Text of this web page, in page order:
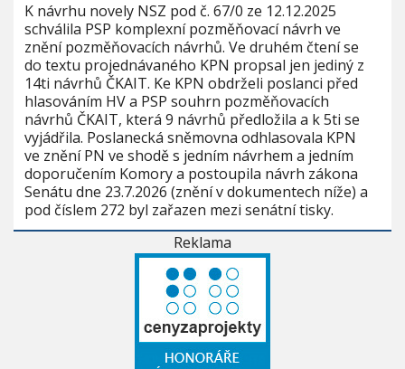
K návrhu novely NSZ pod č. 67/0 ze 12.12.2025
schválila PSP komplexní pozměňovací návrh ve
znění pozměňovacích návrhů. Ve druhém čtení se
do textu projednávaného KPN propsal jen jediný z
14ti návrhů ČKAIT. Ke KPN obdrželi poslanci před
hlasováním HV a PSP souhrn pozměňovacích
návrhů ČKAIT, která 9 návrhů předložila a k 5ti se
vyjádřila. Poslanecká sněmovna odhlasovala KPN
ve znění PN ve shodě s jedním návrhem a jedním
doporučením Komory a postoupila návrh zákona
Senátu dne 23.7.2026 (znění v dokumentech níže) a
pod číslem 272 byl zařazen mezi senátní tisky.
Reklama